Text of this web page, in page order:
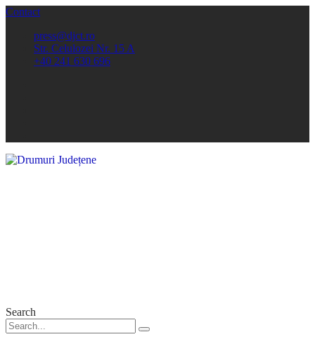
Contact
press@djct.ro
Str. Celulozei Nr. 15 A
+40 241 630 696
Search